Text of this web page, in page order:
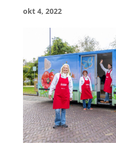
okt 4, 2022